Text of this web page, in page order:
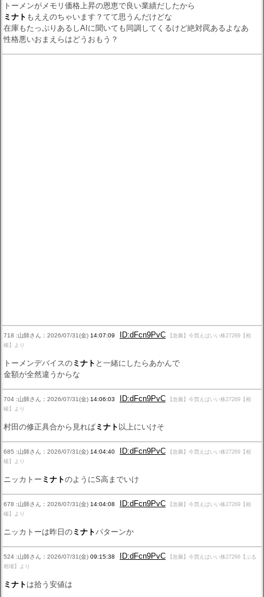
トーメンがメモリ価格上昇の恩恵で良い業績だしたから
ミナト もええのちゃいます？てて思うんだけどな
在庫もたっぷりあるしAIに聞いても同調してくるけど絶対罠あるよなあ
性格悪いおまえらはどうおもう？
718 :山師さん：2026/07/31(金) 14:07:09 ID:dFcn9PvC
【急騰】今買えばいい株27269【相
楊】より
トーメンデバイスの ミナト と一緒にしたらあかんで
金額が全然違うからな
704 :山師さん：2026/07/31(金) 14:06:03 ID:dFcn9PvC
【急騰】今買えばいい株27269【相
楊】より
村田の修正具合から見れば ミナト 以上にいけそ
685 :山師さん：2026/07/31(金) 14:04:40 ID:dFcn9PvC
【急騰】今買えばいい株27269【相
楊】より
ニッカトー ミナトのようにS高までいけ
678 :山師さん：2026/07/31(金) 14:04:08 ID:dFcn9PvC
【急騰】今買えばいい株27269【相
楊】より
ニッカトーは昨日の ミナトパターンか
524 :山師さん：2026/07/31(金) 09:15:38 ID:dFcn9PvC
【急騰】今買えばいい株27266【ぶる
相場】より
ミナト は拾う安値は